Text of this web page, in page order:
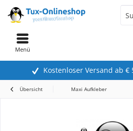
Kostenloser Versand ab €
Menü
Übersicht Maxi Aufkleber